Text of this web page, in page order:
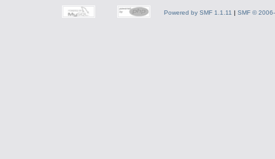
Powered by SMF 1.1.11 | SMF ©